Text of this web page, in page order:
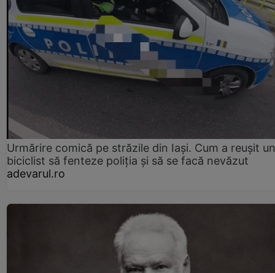
Urmărire comică pe străzile din Iași. Cum a reușit un
biciclist să fenteze poliția și să se facă nevăzut
adevarul.ro